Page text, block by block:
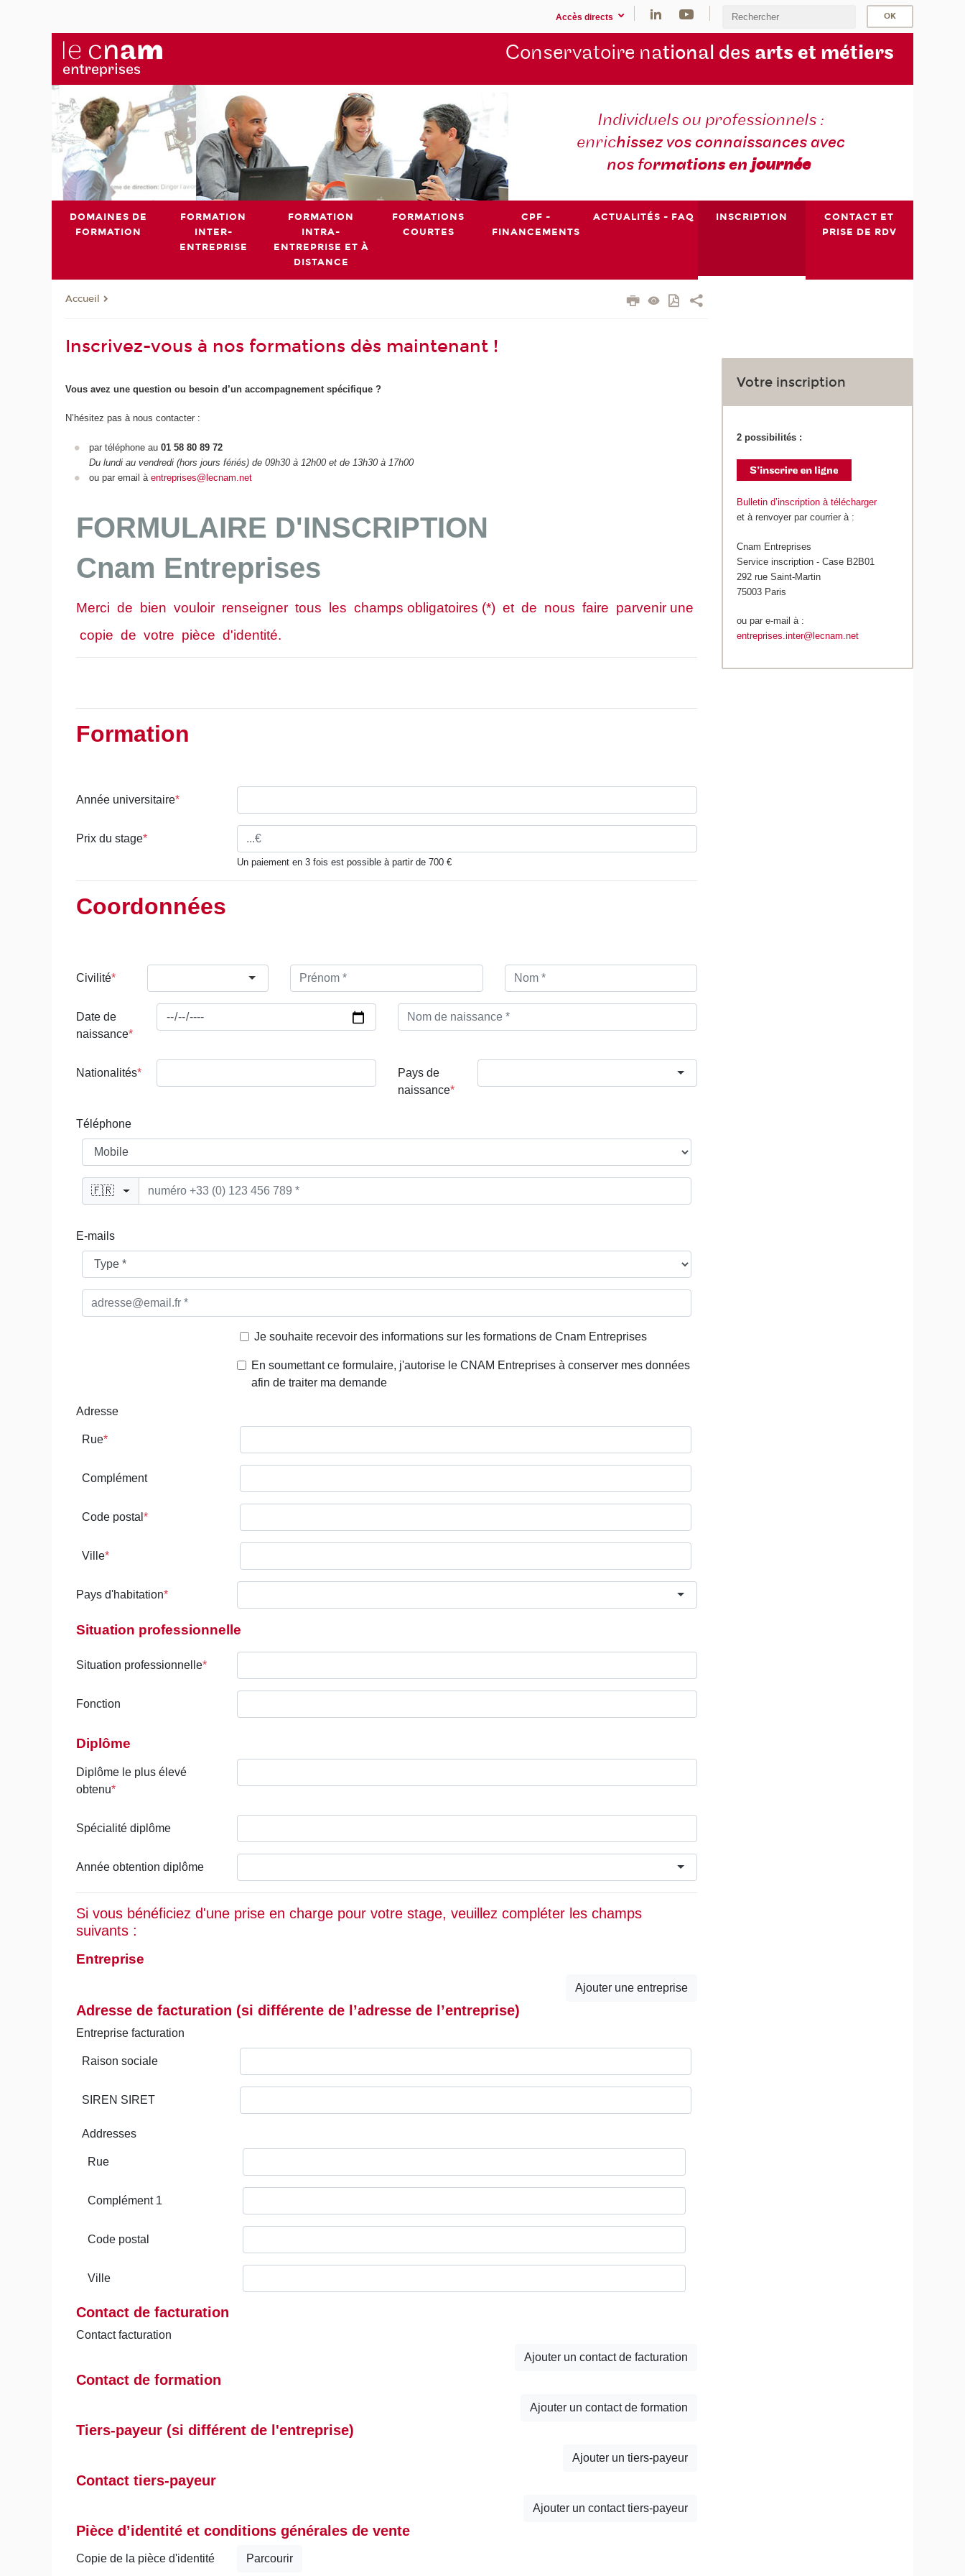
Accès directs
Conservatoire national des arts et métiers
Individuels ou professionnels :
enrichissez vos connaissances avec
nos formations enjournée
DOMAINES DE
FORMATION
FORMATION
INTER-
ENTREPRISE
FORMATION
INTRA-
ENTREPRISE ET À
DISTANCE
FORMATIONS
COURTES
CPF -
FINANCEMENTS
ACTUALITÉS - FAQ INSCRIPTION
CONTACT ET
PRISE DE RDV
Accueil
Inscrivez-vous à nos formations dès maintenant !
Vous avez une question ou besoin d’un accompagnement spécifique ?
N’hésitez pas à nous contacter :
par téléphone au 01 58 80 89 72
Du lundi au vendredi (hors jours fériés) de 09h30 à 12h00 et de 13h30 à 17h00
ou par email à entreprises@lecnam.net
Votre inscription
2 possibilités :
Bulletin d’inscription à télécharger
et à renvoyer par courrier à :
Cnam Entreprises
Service inscription - Case B2B01
292 rue Saint-Martin
75003 Paris
ou par e-mail à :
entreprises.inter@lecnam.net